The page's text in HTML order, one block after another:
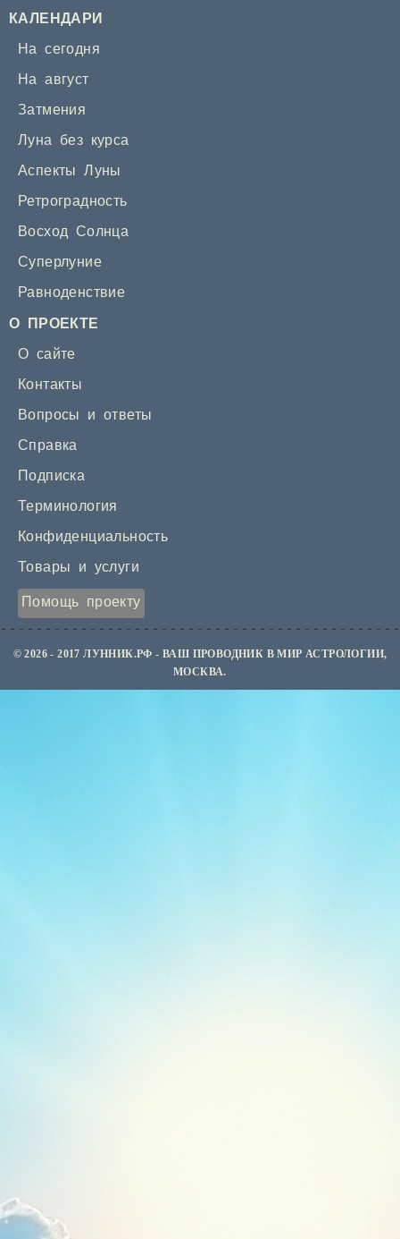
КАЛЕНДАРИ
На сегодня
На август
Затмения
Луна без курса
Аспекты Луны
Ретроградность
Восход Солнца
Суперлуние
Равноденствие
О ПРОЕКТЕ
О сайте
Контакты
Вопросы и ответы
Справка
Подписка
Терминология
Конфиденциальность
Товары и услуги
Помощь проекту
© 2026 - 2017 ЛУННИК.РФ - ВАШ ПРОВОДНИК В МИР АСТРОЛОГИИ,
МОСКВА.